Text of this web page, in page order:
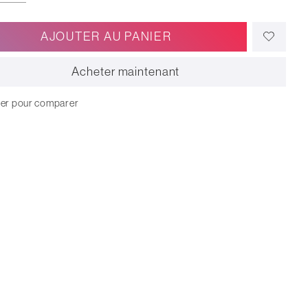
AJOUTER AU PANIER
Acheter maintenant
pour comparer